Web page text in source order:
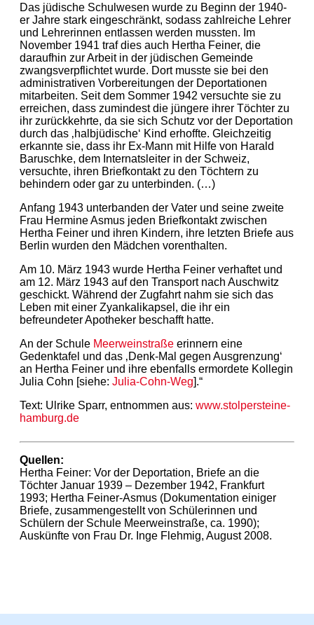
Das jüdische Schulwesen wurde zu Beginn der 1940-
er Jahre stark eingeschränkt, sodass zahlreiche Lehrer
und Lehrerinnen entlassen werden mussten. Im
November 1941 traf dies auch Hertha Feiner, die
daraufhin zur Arbeit in der jüdischen Gemeinde
zwangsverpflichtet wurde. Dort musste sie bei den
administrativen Vorbereitungen der Deportationen
mitarbeiten. Seit dem Sommer 1942 versuchte sie zu
erreichen, dass zumindest die jüngere ihrer Töchter zu
ihr zurückkehrte, da sie sich Schutz vor der Deportation
durch das ‚halbjüdische‘ Kind erhoffte. Gleichzeitig
erkannte sie, dass ihr Ex-Mann mit Hilfe von Harald
Baruschke, dem Internatsleiter in der Schweiz,
versuchte, ihren Briefkontakt zu den Töchtern zu
behindern oder gar zu unterbinden. (…)
Anfang 1943 unterbanden der Vater und seine zweite
Frau Hermine Asmus jeden Briefkontakt zwischen
Hertha Feiner und ihren Kindern, ihre letzten Briefe aus
Berlin wurden den Mädchen vorenthalten.
Am 10. März 1943 wurde Hertha Feiner verhaftet und
am 12. März 1943 auf den Transport nach Auschwitz
geschickt. Während der Zugfahrt nahm sie sich das
Leben mit einer Zyankalikapsel, die ihr ein
befreundeter Apotheker beschafft hatte.
An der Schule Meerweinstraße erinnern eine
Gedenktafel und das ‚Denk-Mal gegen Ausgrenzung‘
an Hertha Feiner und ihre ebenfalls ermordete Kollegin
Julia Cohn [siehe: Julia-Cohn-Weg].“
Text: Ulrike Sparr, entnommen aus: www.stolpersteine-
hamburg.de
Quellen:
Hertha Feiner: Vor der Deportation, Briefe an die
Töchter Januar 1939 – Dezember 1942, Frankfurt
1993; Hertha Feiner-Asmus (Dokumentation einiger
Briefe, zusammengestellt von Schülerinnen und
Schülern der Schule Meerweinstraße, ca. 1990);
Auskünfte von Frau Dr. Inge Flehmig, August 2008.